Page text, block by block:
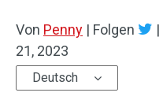
Von Penny | Folgen |
21, 2023
Deutsch